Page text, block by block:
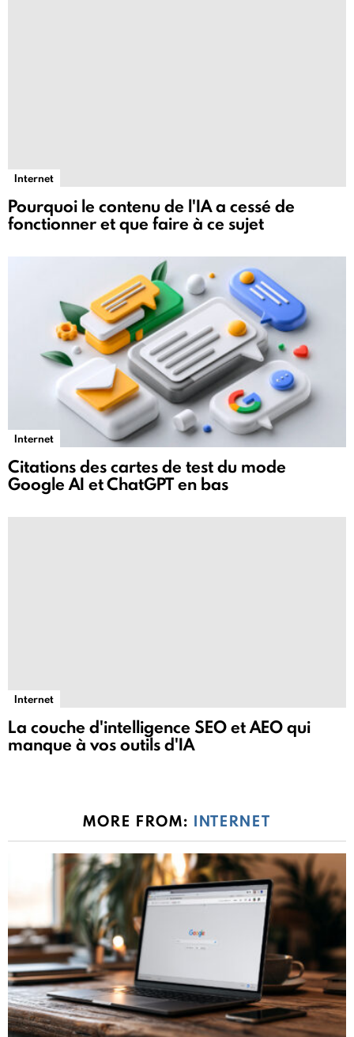
Internet
Pourquoi le contenu de l'IA a cessé de
fonctionner et que faire à ce sujet
Internet
Citations des cartes de test du mode
Google AI et ChatGPT en bas
Internet
La couche d'intelligence SEO et AEO qui
manque à vos outils d'IA
MORE FROM: INTERNET